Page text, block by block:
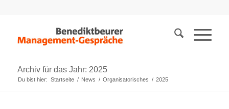
Archiv für das Jahr: 2025
Du bist hier: Startseite / News / Organisatorisches / 2025